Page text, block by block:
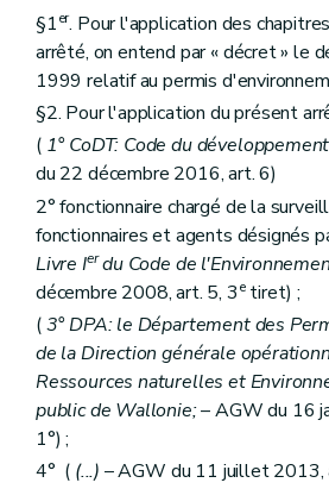
Art. 154
Art. 155
Art. 156
Art. 157
Art. 158
Art. 159
Art. 160
Art. 161
Art. 162
Art. 163
Art. 164
Art. 165
Art. 166
Art. 167
Art. 168
Art. 169
Art. 170
Art. 171
Art. 172
Art. 174
§1er. Pour l'application des
arrêté, on entend par « décret » le
1999 relatif au permis
§2. Pour l'application du présent
( 1° CoDT: Code du
du 22 décembre 2016, art. 6)
2° fonctionnaire chargé de la
fonctionnaires et agents désignés
Livre Ierdu Code de
décembre 2008, art. 5, 3etiret) ;
(3° DPA: le Département des
de la Direction générale
Ressources naturelles et
public de Wallonie;– AGW du 16
1°) ;
4° ( (...) – AGW du 11 juillet 2013,